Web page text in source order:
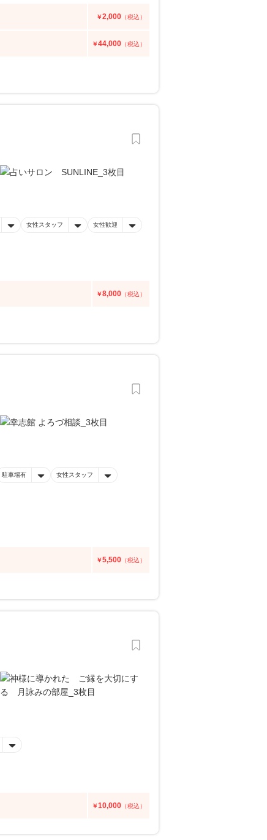
￥2,000 （税込）
￥44,000 （税込）
女性スタッフ 女性歓迎
￥8,000 （税込）
駐車場有 女性スタッフ
￥5,500 （税込）
￥10,000 （税込）